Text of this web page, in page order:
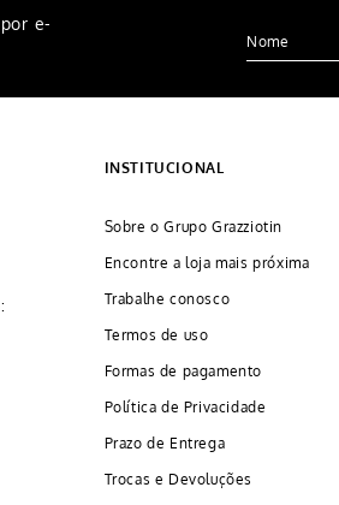
e-
INSTITUCIONAL
Sobre o Grupo Grazziotin
Encontre a loja mais próxima
Trabalhe conosco
Termos de uso
Formas de pagamento
Política de Privacidade
Prazo de Entrega
Trocas e Devoluções